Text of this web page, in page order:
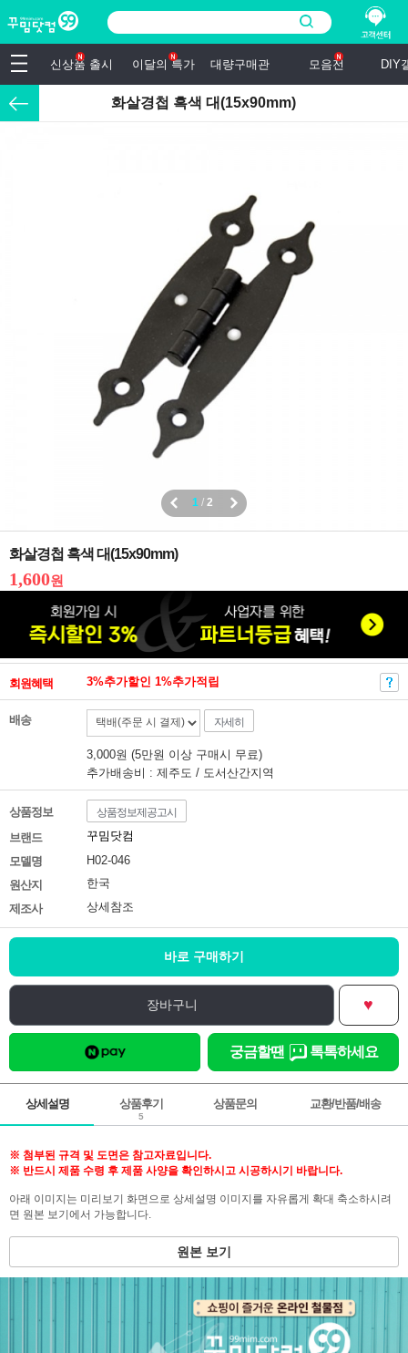
신상품 출시 이달의 특가 대량구매관 모음전 DIY
화살경첩 흑색 대(15x90mm)
1 / 2
화살경첩 흑색 대(15x90mm)
1,600원
회원혜택 3%추가할인 1%추가적립
배송 자세히
3,000원 (5만원 이상 구매시 무료)
추가배송비 : 제주도 / 도서산간지역
상품정보 상품정보제공고시
브랜드
꾸밈닷컴
모델명
H02-046
원산지
한국
제조사
상세참조
바로 구매하기
장바구니 ♥
궁금할땐 톡톡하세요
상세설명 상품후기
5
상품문의 교환/반품/배송
※ 첨부된 규격 및 도면은 참고자료입니다.
※ 반드시 제품 수령 후 제품 사양을 확인하시고 시공하시기 바랍니다.
아래 이미지는 미리보기 화면으로 상세설명 이미지를 자유롭게 확대 축소하시려
면 원본 보기에서 가능합니다.
원본 보기